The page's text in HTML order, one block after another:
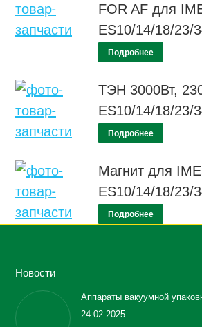
FOR AF для
ES10/14/18/23/
Подробнее
ТЭН 3000Вт,
ES10/14/18/23/
Подробнее
Магнит для
ES10/14/18/23/
Подробнее
Новости
Аппараты вакуумной
24.02.2025